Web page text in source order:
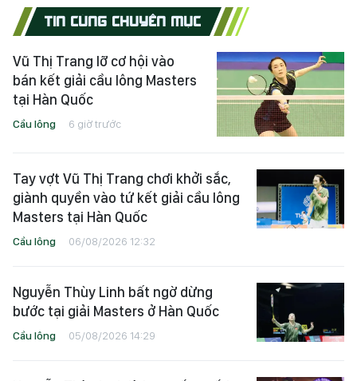
TIN CÙNG CHUYÊN MỤC
Vũ Thị Trang lỡ cơ hội vào
bán kết giải cầu lông Masters
tại Hàn Quốc
Cầu lông 6 giờ trước
Tay vợt Vũ Thị Trang chơi khởi sắc,
giành quyền vào tứ kết giải cầu lông
Masters tại Hàn Quốc
Cầu lông 06/08/2026 12:32
Nguyễn Thùy Linh bất ngờ dừng
bước tại giải Masters ở Hàn Quốc
Cầu lông 05/08/2026 14:29